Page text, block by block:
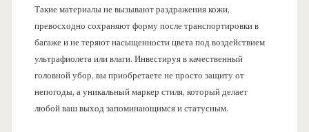
Такие материалы не вызывают раздражения кожи,
превосходно сохраняют форму после транспортировки в
багаже и не теряют насыщенности цвета под воздействием
ультрафиолета или влаги. Инвестируя в качественный
головной убор, вы приобретаете не просто защиту от
непогоды, а уникальный маркер стиля, который делает
любой ваш выход запоминающимся и статусным.